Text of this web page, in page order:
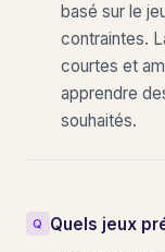
basé sur le
contraintes.
courtes et
apprendre
souhaités.
Quels jeux